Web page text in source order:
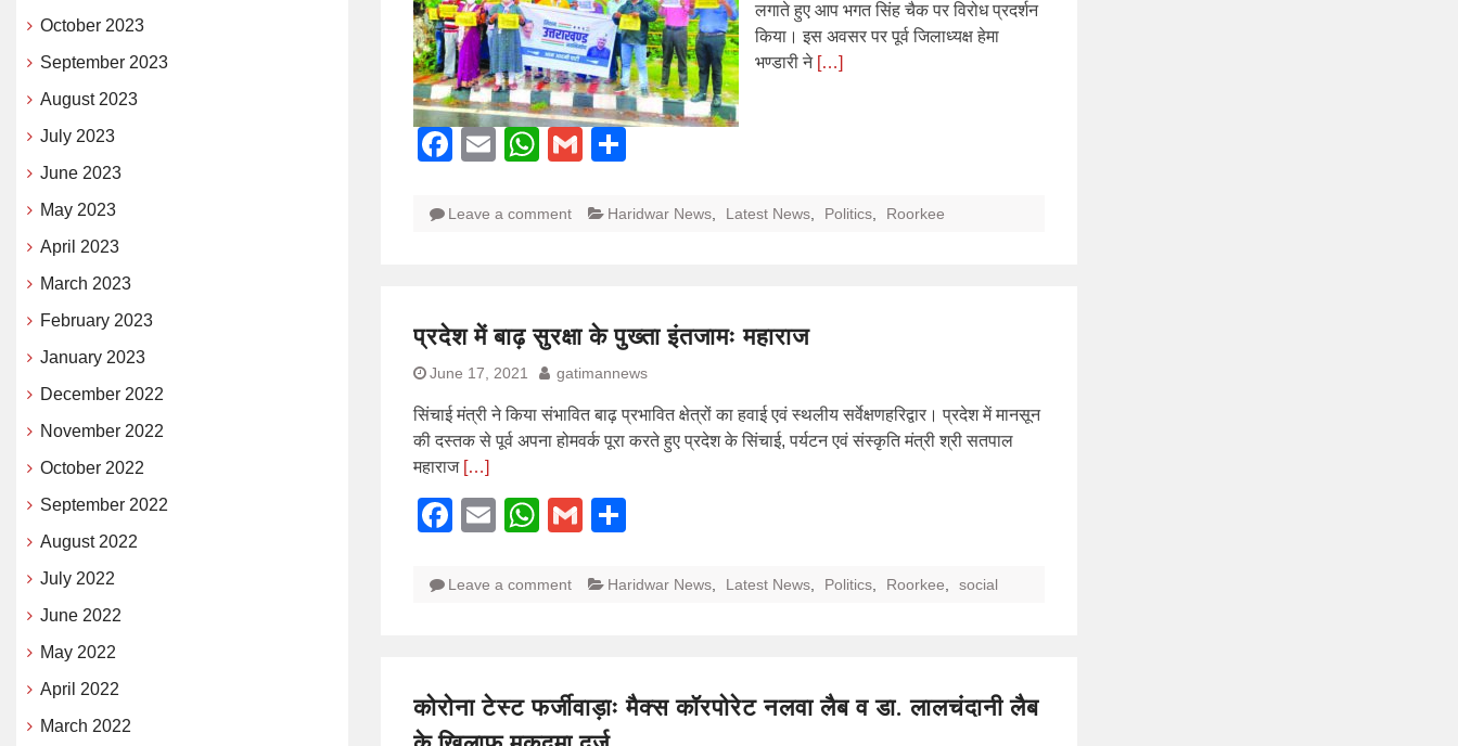
लगाते हुए आप भगत सिंह चैक पर विरोध प्रदर्शन
किया। इस अवसर पर पूर्व जिलाध्यक्ष हेमा
भण्डारी ने […]
Facebook
EmailWhatsApp
Gmail
Leave a comment Haridwar News Latest News Politics Roorkee
प्रदेश में बाढ़ सुरक्षा के पुख्ता इंतजामः महाराज
June 17, 2021 gatimannews
सिंचाई मंत्री ने किया संभावित बाढ़ प्रभावित क्षेत्रों का हवाई एवं स्थलीय सर्वेक्षणहरिद्वार। प्रदेश में मानसून
की दस्तक से पूर्व अपना होमवर्क पूरा करते हुए प्रदेश के सिंचाई, पर्यटन एवं संस्कृति मंत्री श्री सतपाल
महाराज […]
Facebook
EmailWhatsApp
Gmail
Leave a comment Haridwar News Latest News Politics Roorkee social
कोरोना टेस्ट फर्जीवाड़ाः मैक्स कॉरपोरेट नलवा लैब व डा. लालचंदानी लैब
October 2023
September 2023
August 2023
July 2023
June 2023
May 2023
April 2023
March 2023
February 2023
January 2023
December 2022
November 2022
October 2022
September 2022
August 2022
July 2022
June 2022
May 2022
April 2022
March 2022